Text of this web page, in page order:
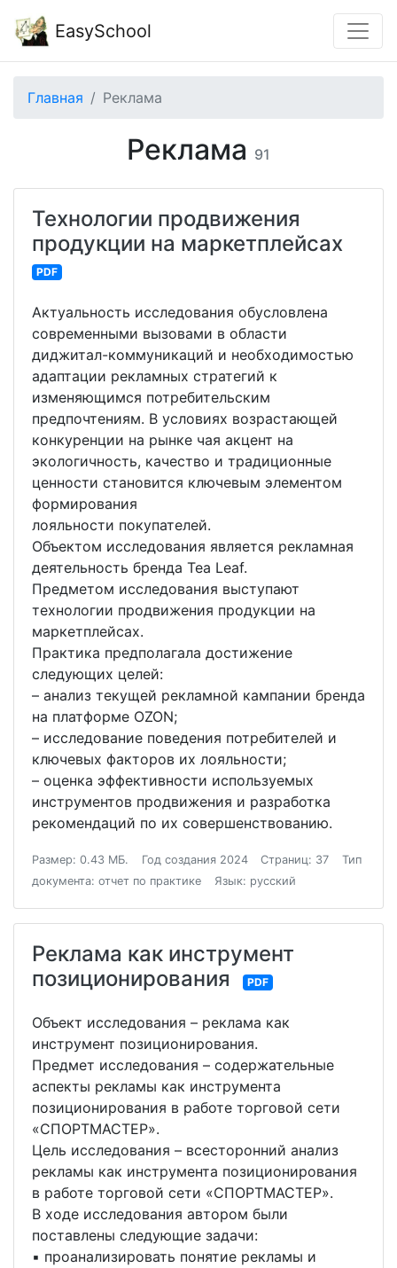
EasySchool
Главная Реклама
Реклама 91
Технологии продвижения
продукции на маркетплейсах
PDF
Актуальность исследования обусловлена
современными вызовами в области
диджитал-коммуникаций и необходимостью
адаптации рекламных стратегий к
изменяющимся потребительским
предпочтениям. В условиях возрастающей
конкуренции на рынке чая акцент на
экологичность, качество и традиционные
ценности становится ключевым элементом
формирования
лояльности покупателей.
Объектом исследования является рекламная
деятельность бренда Tea Leaf.
Предметом исследования выступают
технологии продвижения продукции на
маркетплейсах.
Практика предполагала достижение
следующих целей:
– анализ текущей рекламной кампании бренда
на платформе OZON;
– исследование поведения потребителей и
ключевых факторов их лояльности;
– оценка эффективности используемых
инструментов продвижения и разработка
рекомендаций по их совершенствованию.
Размер: 0.43 МБ. Год создания 2024 Страниц: 37
Тип
документа: отчет по практике
Язык: русский
Реклама как инструмент
позиционирования
PDF
Объект исследования – реклама как
инструмент позиционирования.
Предмет исследования – содержательные
аспекты рекламы как инструмента
позиционирования в работе торговой сети
«СПОРТМАСТЕР».
Цель исследования – всесторонний анализ
рекламы как инструмента позиционирования
в работе торговой сети «СПОРТМАСТЕР».
В ходе исследования автором были
поставлены следующие задачи:
▪ проанализировать понятие рекламы и